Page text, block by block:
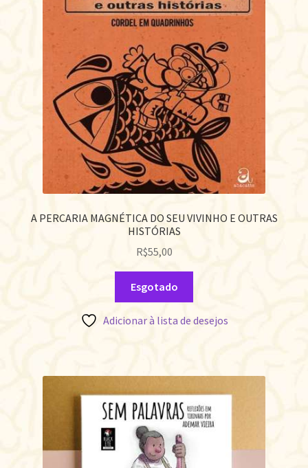
A PERCARIA MAGNÉTICA DO SEU VIVINHO E OUTRAS
HISTÓRIAS
R$55,00
Esgotado
Adicionar à lista de desejos